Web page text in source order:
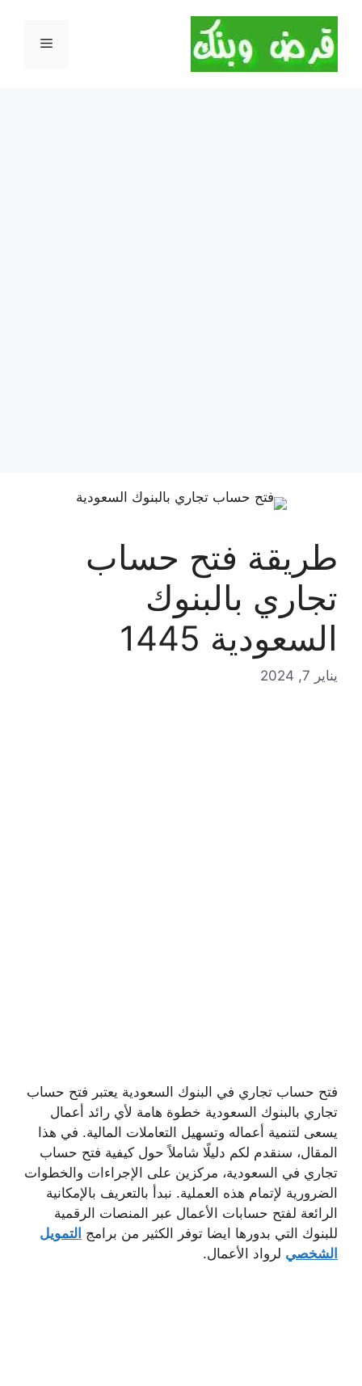
المحتوى
القائمة
طريقة فتح حساب
تجاري بالبنوك
السعودية 1445
يناير 7, 2024
فتح حساب تجاري في البنوك السعودية يعتبر فتح حساب
تجاري بالبنوك السعودية خطوة هامة لأي رائد أعمال
يسعى لتنمية أعماله وتسهيل التعاملات المالية. في هذا
المقال، سنقدم لكم دليلًا شاملاً حول كيفية فتح حساب
تجاري في السعودية، مركزين على الإجراءات والخطوات
الضرورية لإتمام هذه العملية. نبدأ بالتعريف بالإمكانية
الرائعة لفتح حسابات الأعمال عبر المنصات الرقمية
للبنوك التي بدورها ايضا توفر الكثير من برامج التمويل
الشخصي لرواد الأعمال.